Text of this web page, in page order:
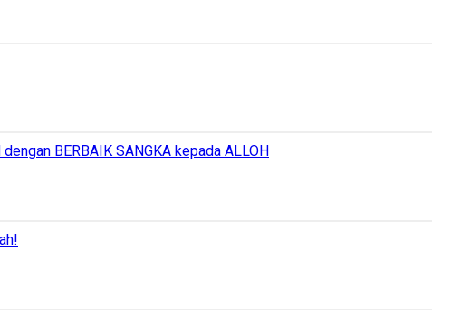
BERBAIK SANGKA kepada ALLOH